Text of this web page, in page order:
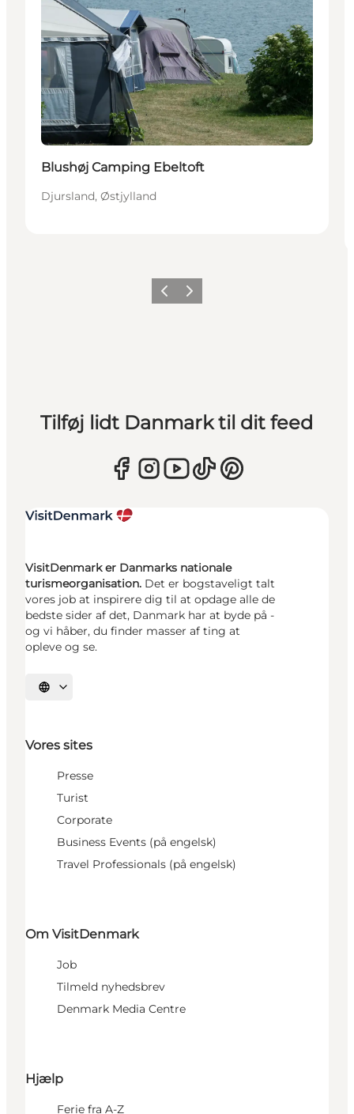
Blushøj Camping Ebeltoft
Djursland, Østjylland
ForrigeNæste
Tilføj lidt Danmark til dit feed
VisitDenmark er Danmarks nationale
turismeorganisation. Det er bogstaveligt talt
vores job at inspirere dig til at opdage alle de
bedste sider af det, Danmark har at byde på -
og vi håber, du finder masser af ting at
opleve og se.
Vælg sprog
Vores sites
Presse
Turist
Corporate
Business Events (på engelsk)
Travel Professionals (på engelsk)
Om VisitDenmark
Job
Tilmeld nyhedsbrev
Denmark Media Centre
Hjælp
Ferie fra A-Z